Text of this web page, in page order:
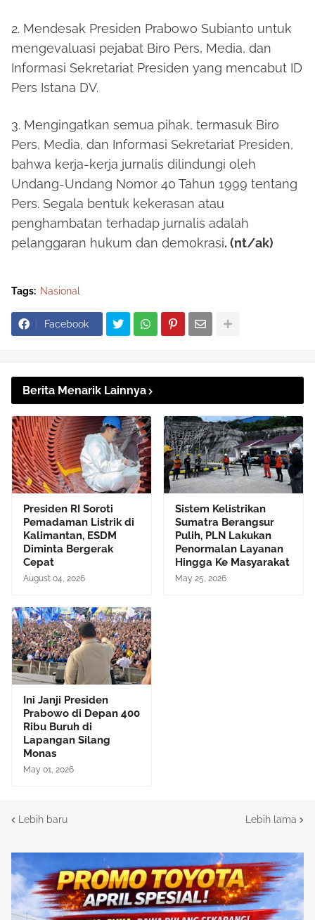
2. Mendesak Presiden Prabowo Subianto untuk
mengevaluasi pejabat Biro Pers, Media, dan
Informasi Sekretariat Presiden yang mencabut ID
Pers Istana DV.
3. Mengingatkan semua pihak, termasuk Biro
Pers, Media, dan Informasi Sekretariat Presiden,
bahwa kerja-kerja jurnalis dilindungi oleh
Undang-Undang Nomor 40 Tahun 1999 tentang
Pers. Segala bentuk kekerasan atau
penghambatan terhadap jurnalis adalah
pelanggaran hukum dan demokrasi. (nt/ak)
Tags: Nasional
Facebook
Berita Menarik Lainnya
Presiden RI Soroti
Pemadaman Listrik di
Kalimantan, ESDM
Diminta Bergerak
Cepat
August 04, 2026
Sistem Kelistrikan
Sumatra Berangsur
Pulih, PLN Lakukan
Penormalan Layanan
Hingga Ke Masyarakat
May 25, 2026
Ini Janji Presiden
Prabowo di Depan 400
Ribu Buruh di
Lapangan Silang
Monas
May 01, 2026
Lebih baru Lebih lama